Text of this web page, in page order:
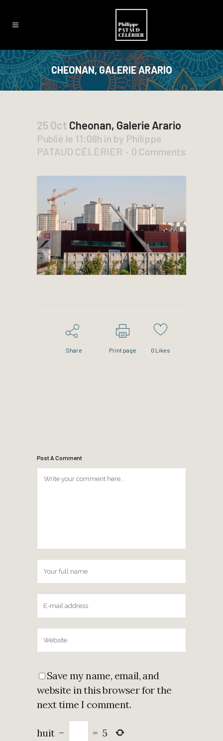
CHEONAN, GALERIE ARARIO
25 Oct Cheonan, Galerie Arario
Publié le 11:08h in by Philippe
PATAUD CÉLÉRIER
0 Comments
Share Print page 0 Likes
Post A Comment
Save my name, email, and
website in this browser for the
next time I comment.
huit − = 5